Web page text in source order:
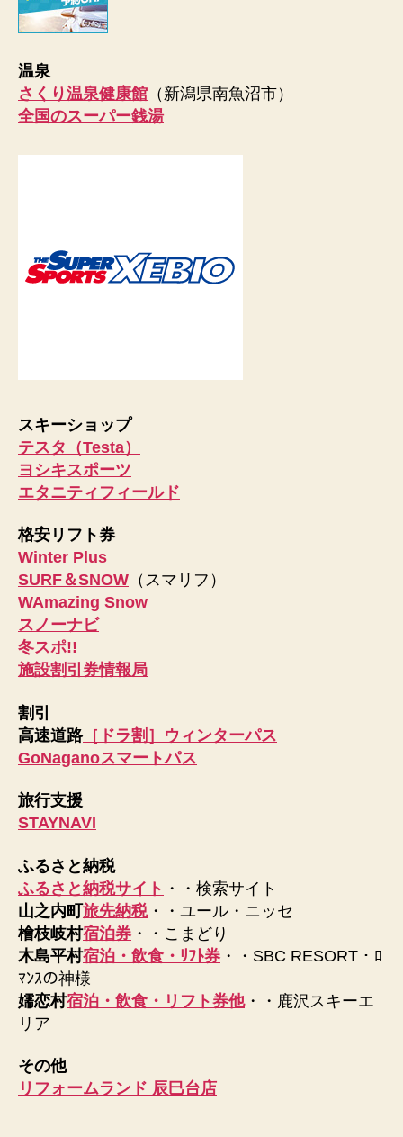
温泉
さくり温泉健康館 （新潟県南魚沼市）
全国のスーパー銭湯
スキーショップ
テスタ（Testa）
ヨシキスポーツ
エタニティフィールド
格安リフト券
Winter Plus
SURF＆SNOW （スマリフ）
WAmazing Snow
スノーナビ
冬スポ!!
施設割引券情報局
割引
高速道路［ドラ割］ウィンターパス
GoNaganoスマートパス
旅行支援
STAYNAVI
ふるさと納税
ふるさと納税サイト ・・検索サイト
山之内町旅先納税・・ユール・ニッセ
檜枝岐村宿泊券 ・・こまどり
木島平村宿泊・飲食・ﾘﾌﾄ券 ・・SBC RESORT・ﾛ
ﾏﾝｽの神様
嬬恋村宿泊・飲食・リフト券他・・鹿沢スキーエ
リア
その他
リフォームランド 辰巳台店